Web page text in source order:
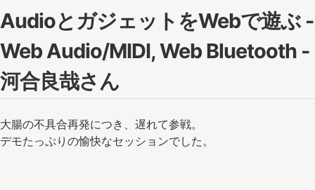
AudioとガジェットをWebで遊ぶ -
Web Audio/MIDI, Web Bluetooth -
河合良哉さん
大腸の不具合再発につき、遅れて参戦。
デモたっぷりの愉快なセッションでした。